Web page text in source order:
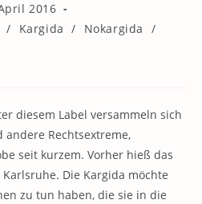
2016
/ Kargida / Nokargida
/
diesem Label versammeln sich
Rechtsextreme,
seit kurzem. Vorher hieß das
Die Kargida möchte
zu tun haben, die sie in die